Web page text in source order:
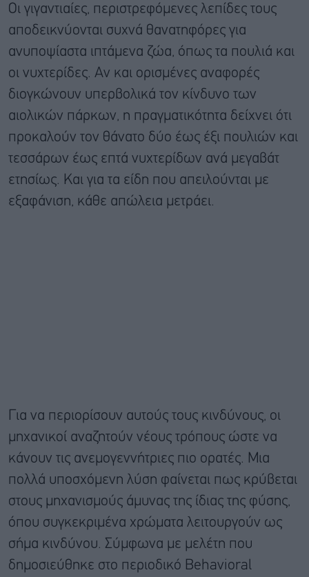
Οι γιγαντιαίες, περιστρεφόμενες λεπίδες τους
αποδεικνύονται συχνά θανατηφόρες για
ανυποψίαστα ιπτάμενα ζώα, όπως τα πουλιά και
οι νυχτερίδες. Αν και ορισμένες αναφορές
διογκώνουν υπερβολικά τον κίνδυνο των
αιολικών πάρκων, η πραγματικότητα δείχνει ότι
προκαλούν τον θάνατο δύο έως έξι πουλιών και
τεσσάρων έως επτά νυχτερίδων ανά μεγαβάτ
ετησίως. Και για τα είδη που απειλούνται με
εξαφάνιση, κάθε απώλεια μετράει.
Για να περιορίσουν αυτούς τους κινδύνους, οι
μηχανικοί αναζητούν νέους τρόπους ώστε να
κάνουν τις ανεμογεννήτριες πιο ορατές. Μια
πολλά υποσχόμενη λύση φαίνεται πως κρύβεται
στους μηχανισμούς άμυνας της ίδιας της φύσης,
όπου συγκεκριμένα χρώματα λειτουργούν ως
σήμα κινδύνου. Σύμφωνα με μελέτη που
δημοσιεύθηκε στο περιοδικό Behavioral